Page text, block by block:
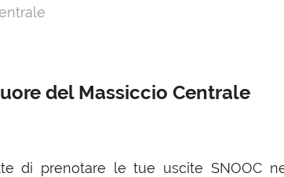
del Massiccio Centrale
di prenotare le tue uscite SNOOC